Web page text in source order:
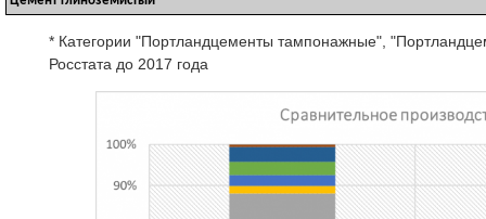
* Категории "Портландцементы тампонажные",
Росстата до 2017 года